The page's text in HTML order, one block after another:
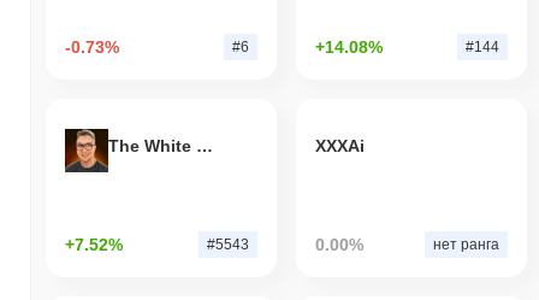
-0.73% #6 +14.08% #144
The White Bull
+7.52% #5543
XXXAi
0.00% нет ранга